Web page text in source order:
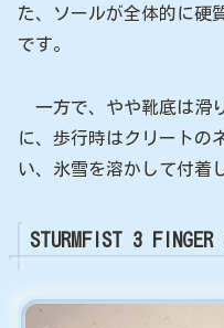
た、ソールが全体的に硬
です。
一方で、やや靴底は滑
に、歩行時はクリートの
い、氷雪を溶かして付着
STURMFIST 3